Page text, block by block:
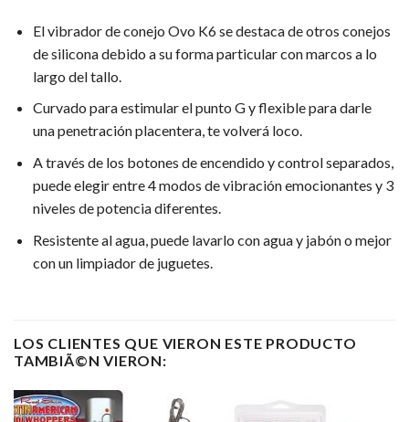
El vibrador de conejo Ovo K6 se destaca de otros conejos
de silicona debido a su forma particular con marcos a lo
largo del tallo.
Curvado para estimular el punto G y flexible para darle
una penetración placentera, te volverá loco.
A través de los botones de encendido y control separados,
puede elegir entre 4 modos de vibración emocionantes y 3
niveles de potencia diferentes.
Resistente al agua, puede lavarlo con agua y jabón o mejor
con un limpiador de juguetes.
LOS CLIENTES QUE VIERON ESTE PRODUCTO
TAMBIÃ©N VIERON: